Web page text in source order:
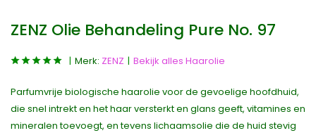
ZENZ Olie Behandeling Pure No. 97
Merk: ZENZ Bekijk alles Haarolie
Parfumvrije biologische haarolie voor de gevoelige hoofdhuid,
die snel intrekt en het haar versterkt en glans geeft, vitamines en
mineralen toevoegt, en tevens lichaamsolie die de huid stevig